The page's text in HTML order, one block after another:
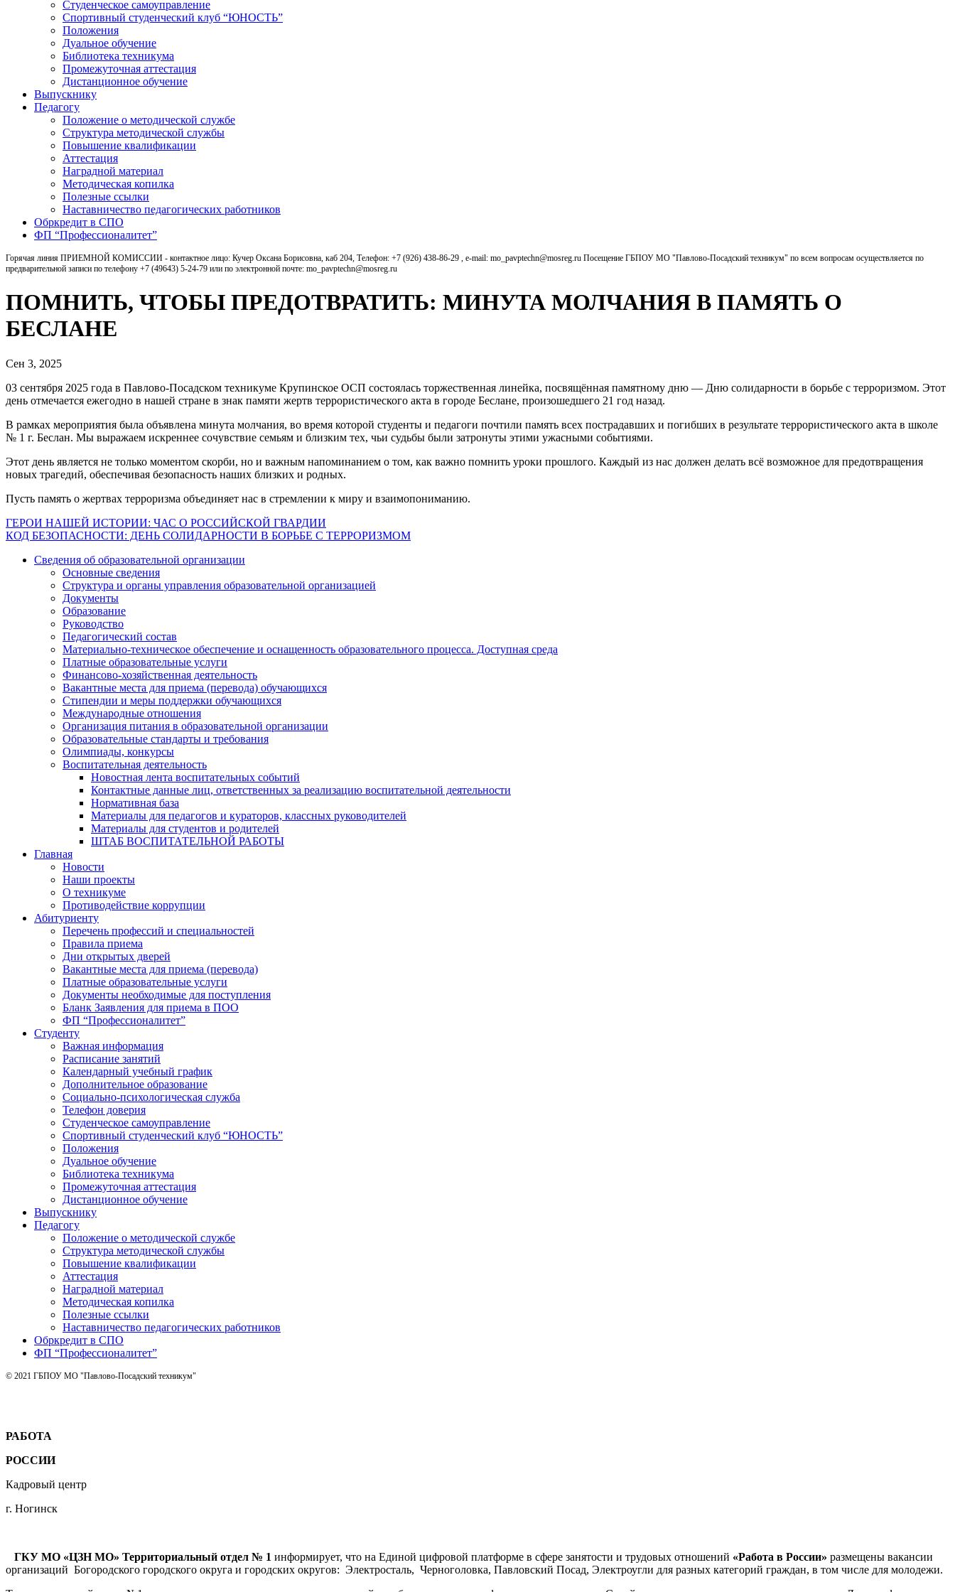
Студенческое самоуправление
Спортивный студенческий клуб “ЮНОСТЬ”
Положения
Дуальное обучение
Библиотека техникума
Промежуточная аттестация
Дистанционное обучение
Выпускнику
Педагогу
Положение о методической службе
Структура методической службы
Повышение квалификации
Аттестация
Наградной материал
Методическая копилка
Полезные ссылки
Наставничество педагогических работников
Обркредит в СПО
ФП “Профессионалитет”
Горячая линия ПРИЕМНОЙ КОМИССИИ - контактное лицо: Кучер Оксана Борисовна, каб 204, Телефон: +7 (926) 438-86-29 , e-mail: mo_pavptechn@mosreg.ru Посещение ГБПОУ МО "Павлово-Посадский техникум" по всем вопросам осуществляется по
предварительной записи по телефону +7 (49643) 5-24-79 или по электронной почте: mo_pavptechn@mosreg.ru
ПОМНИТЬ, ЧТОБЫ ПРЕДОТВРАТИТЬ: МИНУТА МОЛЧАНИЯ В ПАМЯТЬ О
БЕСЛАНЕ
Сен 3, 2025
03 сентября 2025 года в Павлово-Посадском техникуме Крупинское ОСП состоялась торжественная линейка, посвящённая памятному дню — Дню солидарности в борьбе с терроризмом. Этот
день отмечается ежегодно в нашей стране в знак памяти жертв террористического акта в городе Беслане, произошедшего 21 год назад.
В рамках мероприятия была объявлена минута молчания, во время которой студенты и педагоги почтили память всех пострадавших и погибших в результате террористического акта в школе
№ 1 г. Беслан. Мы выражаем искреннее сочувствие семьям и близким тех, чьи судьбы были затронуты этими ужасными событиями.
Этот день является не только моментом скорби, но и важным напоминанием о том, как важно помнить уроки прошлого. Каждый из нас должен делать всё возможное для предотвращения
новых трагедий, обеспечивая безопасность наших близких и родных.
Пусть память о жертвах терроризма объединяет нас в стремлении к миру и взаимопониманию.
Навигация
по
записям
ГЕРОИ НАШЕЙ ИСТОРИИ: ЧАС О РОССИЙСКОЙ ГВАРДИИ
КОД БЕЗОПАСНОСТИ: ДЕНЬ СОЛИДАРНОСТИ В БОРЬБЕ С ТЕРРОРИЗМОМ
Сведения об образовательной организации
Основные сведения
Структура и органы управления образовательной организацией
Документы
Образование
Руководство
Педагогический состав
Материально-техническое обеспечение и оснащенность образовательного процесса. Доступная среда
Платные образовательные услуги
Финансово-хозяйственная деятельность
Вакантные места для приема (перевода) обучающихся
Стипендии и меры поддержки обучающихся
Международные отношения
Организация питания в образовательной организации
Образовательные стандарты и требования
Олимпиады, конкурсы
Воспитательная деятельность
Новостная лента воспитательных событий
Контактные данные лиц, ответственных за реализацию воспитательной деятельности
Нормативная база
Материалы для педагогов и кураторов, классных руководителей
Материалы для студентов и родителей
ШТАБ ВОСПИТАТЕЛЬНОЙ РАБОТЫ
Главная
Новости
Наши проекты
О техникуме
Противодействие коррупции
Абитуриенту
Перечень профессий и специальностей
Правила приема
Дни открытых дверей
Вакантные места для приема (перевода)
Платные образовательные услуги
Документы необходимые для поступления
Бланк Заявления для приема в ПОО
ФП “Профессионалитет”
Студенту
Важная информация
Расписание занятий
Календарный учебный график
Дополнительное образование
Социально-психологическая служба
Телефон доверия
Студенческое самоуправление
Спортивный студенческий клуб “ЮНОСТЬ”
Положения
Дуальное обучение
Библиотека техникума
Промежуточная аттестация
Дистанционное обучение
Выпускнику
Педагогу
Положение о методической службе
Структура методической службы
Повышение квалификации
Аттестация
Наградной материал
Методическая копилка
Полезные ссылки
Наставничество педагогических работников
Обркредит в СПО
ФП “Профессионалитет”
© 2021 ГБПОУ МО "Павлово-Посадский техникум"
РАБОТА
РОССИИ
Кадровый центр
г. Ногинск
ГКУ МО «ЦЗН МО» Территориальный отдел № 1 информирует, что на Единой цифровой платформе в сфере занятости и трудовых отношений «Работа в России» размещены вакансии
организаций Богородского городского округа и городских округов: Электросталь, Черноголовка, Павловский Посад, Электроугли для разных категорий граждан, в том числе для молодежи.